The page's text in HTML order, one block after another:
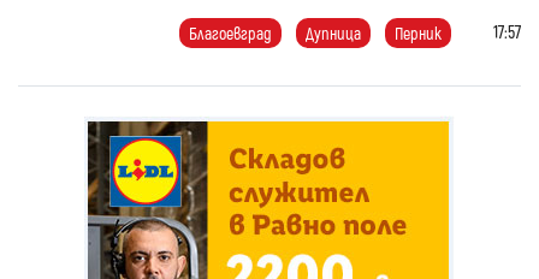
Благоевград Дупница Перник 17:57